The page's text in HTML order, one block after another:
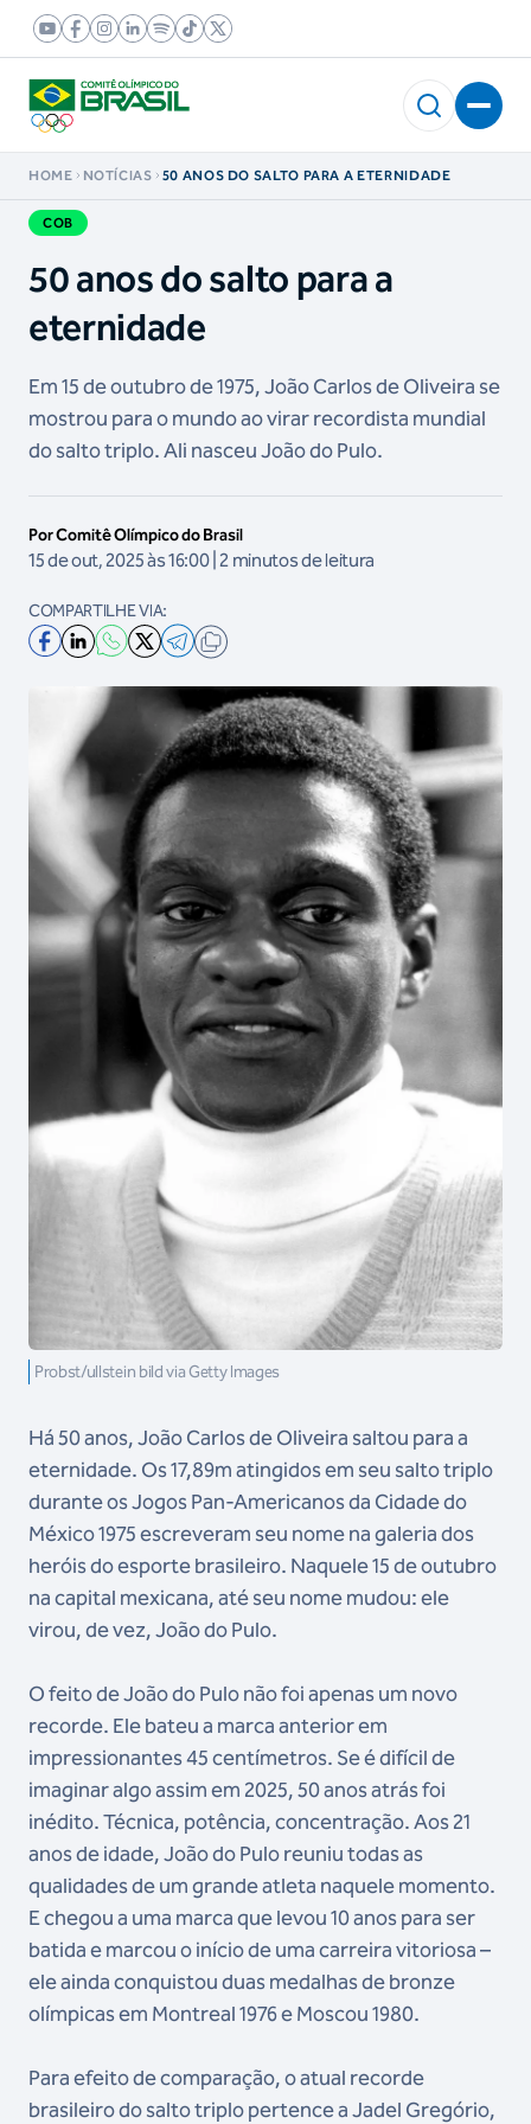
HOME NOTÍCIAS 50 ANOS DO SALTO PARA A ETERNIDADE
COB
50 anos do salto para a
eternidade
Em 15 de outubro de 1975, João Carlos de Oliveira se
mostrou para o mundo ao virar recordista mundial
do salto triplo. Ali nasceu João do Pulo.
Por Comitê Olímpico do Brasil
15 de out, 2025 às 16:00 | 2 minutos de leitura
COMPARTILHE VIA:
Probst/ullstein bild via Getty Images
Há 50 anos, João Carlos de Oliveira saltou para a
eternidade. Os 17,89m atingidos em seu salto triplo
durante os Jogos Pan-Americanos da Cidade do
México 1975 escreveram seu nome na galeria dos
heróis do esporte brasileiro. Naquele 15 de outubro
na capital mexicana, até seu nome mudou: ele
virou, de vez, João do Pulo.
O feito de João do Pulo não foi apenas um novo
recorde. Ele bateu a marca anterior em
impressionantes 45 centímetros. Se é difícil de
imaginar algo assim em 2025, 50 anos atrás foi
inédito. Técnica, potência, concentração. Aos 21
anos de idade, João do Pulo reuniu todas as
qualidades de um grande atleta naquele momento.
E chegou a uma marca que levou 10 anos para ser
batida e marcou o início de uma carreira vitoriosa –
ele ainda conquistou duas medalhas de bronze
olímpicas em Montreal 1976 e Moscou 1980.
Para efeito de comparação, o atual recorde
brasileiro do salto triplo pertence a Jadel Gregório,